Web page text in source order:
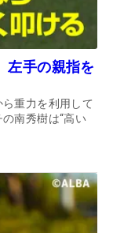
手の親指を
重力を利用して
南秀樹は“高い